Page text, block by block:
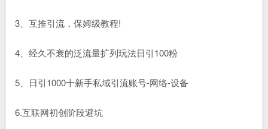
3、互推引流，保姆级教程!
4、经久不衰的泛流量扩列玩法日引100粉
5、日引1000十新手私域引流账号-网络-设备
6.互联网初创阶段避坑